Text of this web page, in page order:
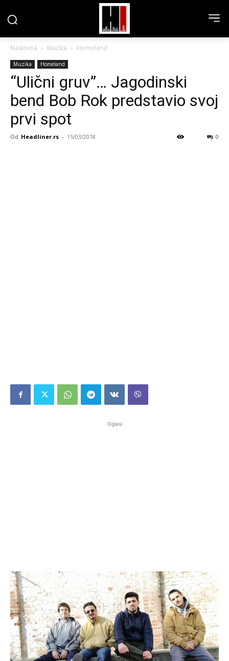
Naslovna Muzika Homeland
Muzika Homeland
“Ulični gruv”… Jagodinski
bend Bob Rok predstavio svoj
prvi spot
Od Headliner.rs - 15/03/2018 0
Oglasi